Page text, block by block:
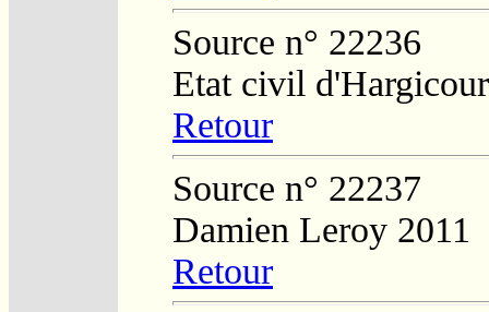
Source n° 22236
Etat civil
Retour
Source n° 22237
Damien Leroy 2011
Retour